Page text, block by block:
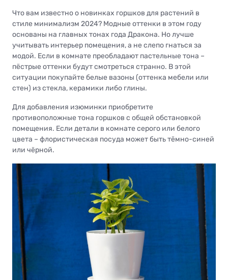
Что вам известно о новинках горшков для растений в
стиле минимализм 2024? Модные оттенки в этом году
основаны на главных тонах года Дракона. Но лучше
учитывать интерьер помещения, а не слепо гнаться за
модой. Если в комнате преобладают пастельные тона –
пёстрые оттенки будут смотреться странно. В этой
ситуации покупайте белые вазоны (оттенка мебели или
стен) из стекла, керамики либо глины.
Для добавления изюминки приобретите
противоположные тона горшков с общей обстановкой
помещения. Если детали в комнате серого или белого
цвета – флористическая посуда может быть тёмно-синей
или чёрной.